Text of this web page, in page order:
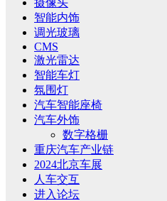
摄像头
智能内饰
调光玻璃
CMS
激光雷达
智能车灯
氛围灯
汽车智能座椅
汽车外饰
数字格栅
重庆汽车产业链
2024北京车展
人车交互
进入论坛